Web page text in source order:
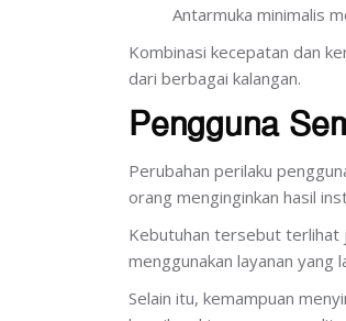
Antarmuka minimalis
Kombinasi kecepatan dan
dari berbagai kalangan.
Pengguna
Perubahan perilaku
orang menginginkan hasil
Kebutuhan tersebut terlihat
menggunakan layanan
Selain itu, kemampuan